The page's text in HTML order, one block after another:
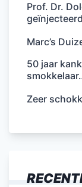
Prof. Dr.
Marc’s
50 jaar
Zeer